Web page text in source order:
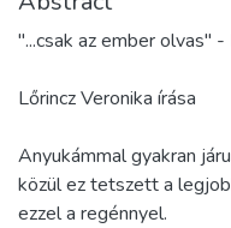
"...csak az ember olvas"
Lőrincz Veronika írása
Anyukámmal gyakran
közül ez tetszett a
ezzel a regénnyel.